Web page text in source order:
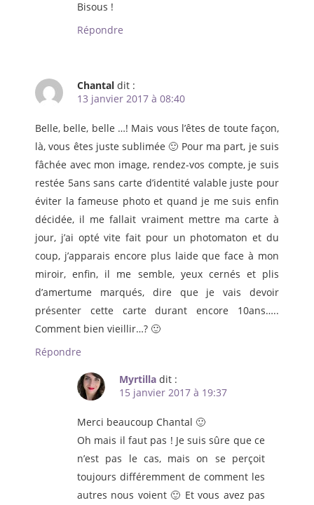
Bisous !
Répondre
Chantal dit :
13 janvier 2017 à 08:40
Belle, belle, belle …! Mais vous l’êtes de toute façon,
là, vous êtes juste sublimée 🙂 Pour ma part, je suis
fâchée avec mon image, rendez-vos compte, je suis
restée 5ans sans carte d’identité valable juste pour
éviter la fameuse photo et quand je me suis enfin
décidée, il me fallait vraiment mettre ma carte à
jour, j’ai opté vite fait pour un photomaton et du
coup, j’apparais encore plus laide que face à mon
miroir, enfin, il me semble, yeux cernés et plis
d’amertume marqués, dire que je vais devoir
présenter cette carte durant encore 10ans…..
Comment bien vieillir…? 🙂
Répondre
Myrtilla dit :
15 janvier 2017 à 19:37
Merci beaucoup Chantal 🙂
Oh mais il faut pas ! Je suis sûre que ce
n’est pas le cas, mais on se perçoit
toujours différemment de comment les
autres nous voient 🙂 Et vous avez pas